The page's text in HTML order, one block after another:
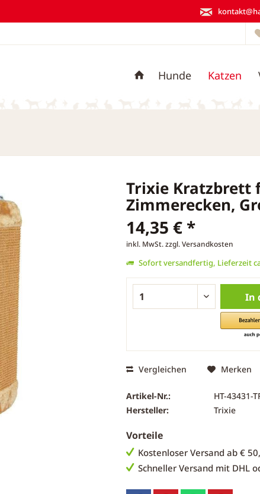
Hunde Katzen
Trixie Kratzbrett
Zimmerecken,
14,35 € *
inkl. MwSt.zzgl. Versandkosten
Sofort versandfertig, Lieferzeit
In
Vergleichen Merken
Artikel-Nr.:
HT-43431-
Hersteller:
Trixie
Vorteile
Kostenloser Versand ab €
Schneller Versand mit DHL